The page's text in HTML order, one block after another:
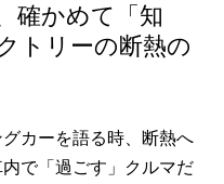
確かめて「知
トリーの断熱の
カーを語る時、断熱へ
で「過ごす」クルマだ